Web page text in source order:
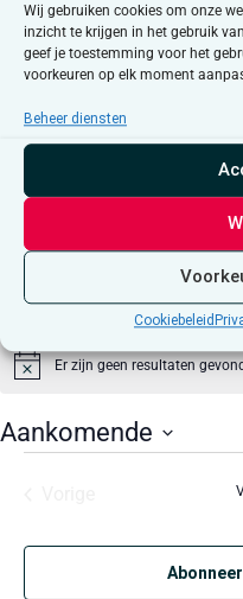
Wij gebruiken cookies om onze
inzicht te krijgen in het gebruik
geef je toestemming voor het
voorkeuren op elk moment
Beheer diensten
Cookiebeleid
Klik op 'Ik ga
Evenementen at this locatie
BerichtEr zijn geen resultaten
Aankomende
Selecteer